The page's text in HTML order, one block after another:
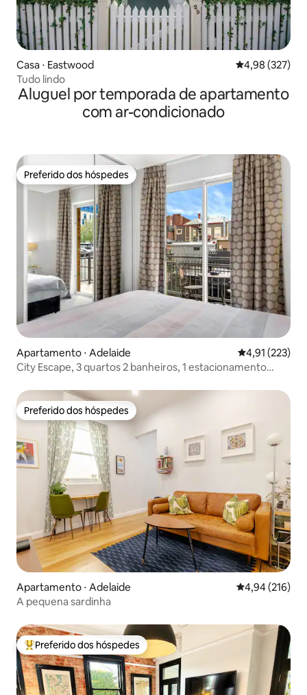
Casa ⋅ Eastwood 4,98 de uma
4,98 (327)
Tudo lindo
Aluguel por temporada de apartamento
com ar-condicionado
Preferido dos hóspedes
Preferido dos hóspedes
Apartamento ⋅ Adelaide 4,91 de uma
4,91 (223)
City Escape, 3 quartos 2 banheiros, 1 estacionamento
Preferido dos hóspedes
Preferido dos hóspedes
Apartamento ⋅ Adelaide 4,94 de uma
4,94 (216)
A pequena sardinha
Entre os melhores preferidos dos hóspedes
Preferido dos hóspedes